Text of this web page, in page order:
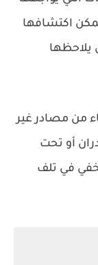
اكتشافها
يلاحظها
من مصادر غير
أو تحت
في تلف